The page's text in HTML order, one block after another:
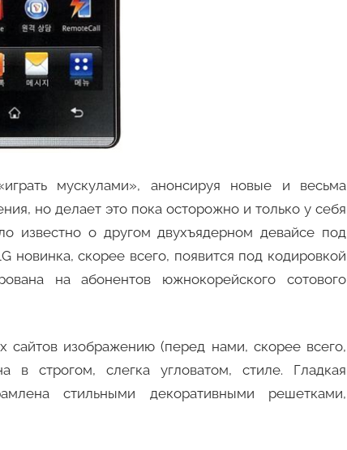
мускулами», анонсируя новые и весьма
но делает это пока осторожно и только у себя
известно о другом двухъядерном девайсе под
новинка, скорее всего, появится под кодировкой
на абонентов южнокорейского сотового
изображению (перед нами, скорее всего,
в строгом, слегка угловатом, стиле. Гладкая
стильными декоративными решетками,